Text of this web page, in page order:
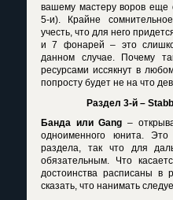
вашему мастеру воров еще
5-и). Крайне
учесть, что для него
и 7 фонарей – это
данном случае. Почему
ресурсами иссякнут в
попросту будет не на что
Раздел 3-й –
Банда илиGang –
одноименного юнита.
раздела, так что для
обязательным. Что
достоинства расписаны в
сказать, что нанимать